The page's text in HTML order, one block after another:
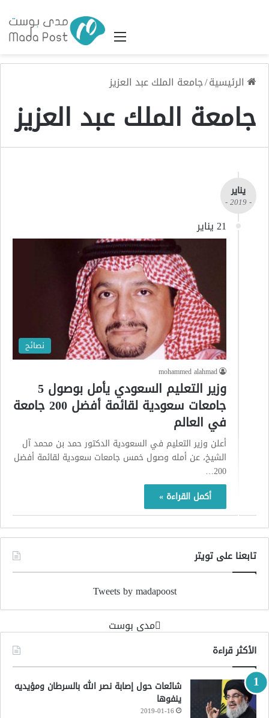
القائمة
الرئيسية/جامعة الملك عبد العزيز
جامعة الملك عبد العزيز
يناير
- 2019 -
21 يناير
نصائح
mohammed alahmad
وزير التعليم السعودي يأمل بوصول 5
جامعات سعودية لقائمة أفضل 200 جامعة
في العالم
أعلن وزير التعليم في السعودية الدكتور حمد بن محمد آل
الشيخ، عن أمله وصول خمس جامعات سعودية لقائمة أفضل
200…
أكمل القراءة »
تابعنا على تويتر
Tweets by madapoost
‏مدى بوست‏
الأكثر قراءة
شائعات حول إصابة نصر الله بالسرطان ومؤيديه
ينفوها
2019-01-16